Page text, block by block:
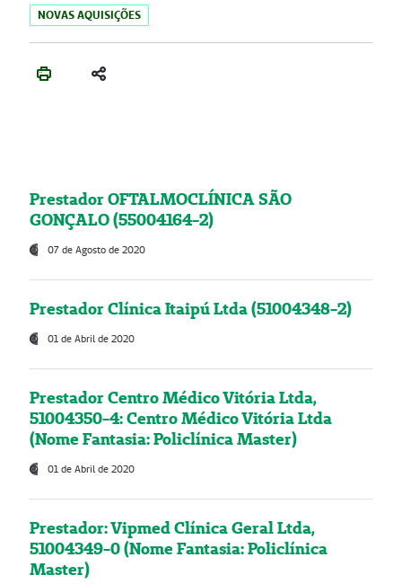
NOVAS AQUISIÇÕES
Prestador OFTALMOCLÍNICA SÃO
GONÇALO (55004164-2)
07 de Agosto de 2020
Prestador Clínica Itaipú Ltda (51004348-2)
01 de Abril de 2020
Prestador Centro Médico Vitória Ltda,
51004350-4: Centro Médico Vitória Ltda
(Nome Fantasia: Policlínica Master)
01 de Abril de 2020
Prestador: Vipmed Clínica Geral Ltda,
51004349-0 (Nome Fantasia: Policlínica
Master)